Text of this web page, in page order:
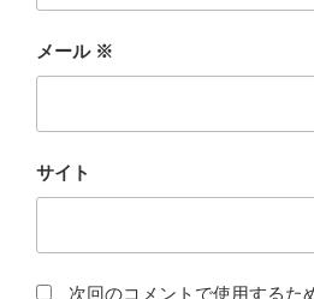
メール ※
サイト
次回のコメントで使用するた